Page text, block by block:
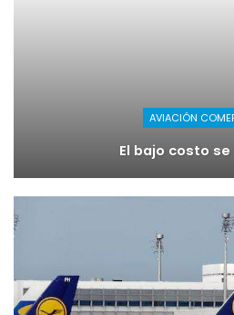
AVIACIÓN
El bajo costo